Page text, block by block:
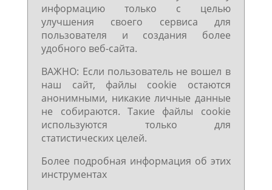
информацию только с целью
улучшения своего сервиса для
пользователя и создания более
удобного веб-сайта.
ВАЖНО: Если пользователь не вошел в
наш сайт, файлы cookie остаются
анонимными, никакие личные данные
не собираются. Такие файлы cookie
используются только для
статистических целей.
Более подробная информация об этих
инструментах